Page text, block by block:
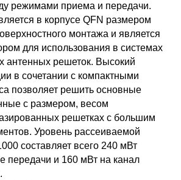
режимами приема и передачи.
в корпусе QFN размером
монтажа и является
для использования в системах
антенных решеток. Высокий
в сочетании с компактными
позволяет решить основные
с размером, весом
решетках с большим
Уровень рассеиваемой
составляет всего 240 мВт
передачи и 160 мВт на канал